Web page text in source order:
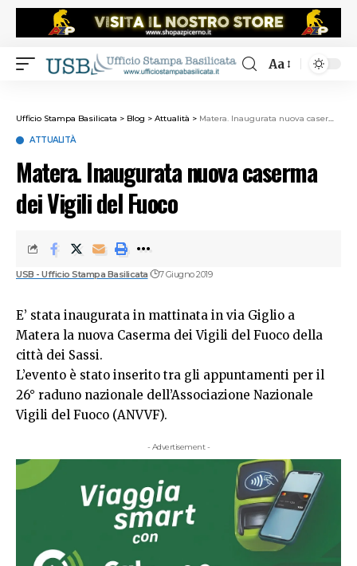
Aa
Ufficio Stampa Basilicata > Blog > Attualità > Matera. Inaugurata nuova caserma dei Vigili del Fuoco
ATTUALITÀ
Matera. Inaugurata nuova caserma
dei Vigili del Fuoco
USB - Ufficio Stampa Basilicata 7 Giugno 2019
E’ stata inaugurata in mattinata in via Giglio a
Matera la nuova Caserma dei Vigili del Fuoco della
città dei Sassi.
L’evento è stato inserito tra gli appuntamenti per il
26° raduno nazionale dell’Associazione Nazionale
Vigili del Fuoco (ANVVF).
- Advertisement -